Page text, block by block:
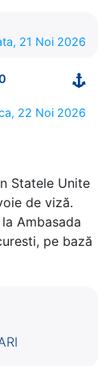
21 Noi 2026
22 Noi 2026
Statele Unite
de viză.
Ambasada
pe bază